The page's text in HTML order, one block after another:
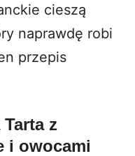
cieszą
naprawdę robi
przepis
z
i owocami